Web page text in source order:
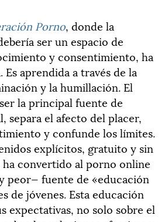
Porno, donde la
ser un espacio de
y consentimiento, ha
Es aprendida a través de la
y la humillación. El
la principal fuente de
separa el afecto del placer,
y confunde los límites.
explícitos, gratuito y sin
convertido al porno online
peor— fuente de «educación
de jóvenes. Esta educación
expectativas, no solo sobre el